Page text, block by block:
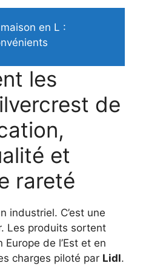
en L :
les
de
et
rareté
industriel. C’est une
Les produits sortent
Europe de l’Est et en
charges piloté par Lidl.